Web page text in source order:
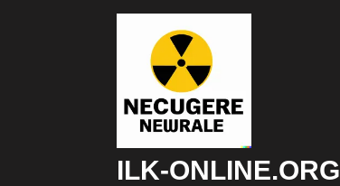
ILK-ONLINE.ORG